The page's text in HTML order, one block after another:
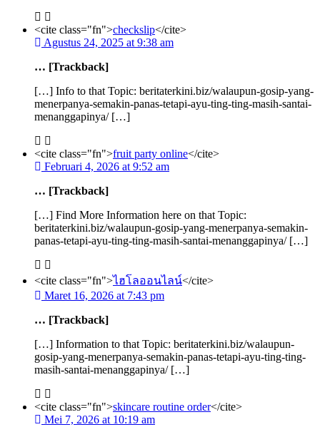
<cite class="fn">checkslip</cite>
Agustus 24, 2025 at 9:38 am
… [Trackback]
[…] Info to that Topic: beritaterkini.biz/walaupun-gosip-yang-
menerpanya-semakin-panas-tetapi-ayu-ting-ting-masih-santai-
menanggapinya/ […]
<cite class="fn">fruit party online</cite>
Februari 4, 2026 at 9:52 am
… [Trackback]
[…] Find More Information here on that Topic:
beritaterkini.biz/walaupun-gosip-yang-menerpanya-semakin-
panas-tetapi-ayu-ting-ting-masih-santai-menanggapinya/ […]
<cite class="fn">ไฮโลออนไลน์</cite>
Maret 16, 2026 at 7:43 pm
… [Trackback]
[…] Information to that Topic: beritaterkini.biz/walaupun-
gosip-yang-menerpanya-semakin-panas-tetapi-ayu-ting-ting-
masih-santai-menanggapinya/ […]
<cite class="fn">skincare routine order</cite>
Mei 7, 2026 at 10:19 am